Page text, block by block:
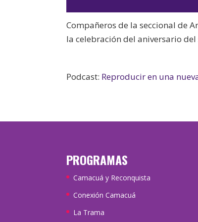
Compañeros de la seccional de
la celebración del aniversario
Podcast: Reproducir en una
PROGRAMAS
Camacuá y Reconquista
Conexión Camacuá
La Trama